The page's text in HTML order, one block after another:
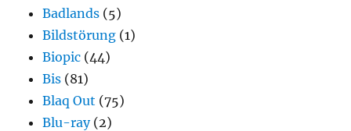
Badlands (5)
Bildstörung (1)
Biopic (44)
Bis (81)
Blaq Out (75)
Blu-ray(2)